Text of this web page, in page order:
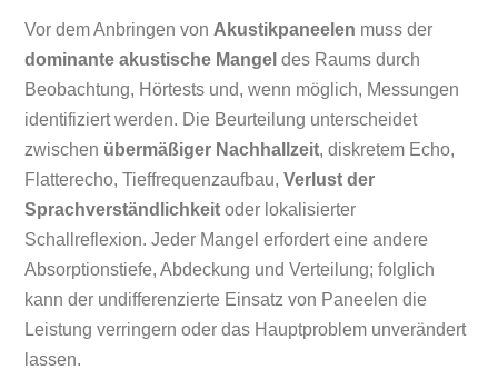
Vor dem Anbringen von Akustikpaneelen muss der
dominante akustische Mangel des Raums durch
Beobachtung, Hörtests und, wenn möglich, Messungen
identifiziert werden. Die Beurteilung unterscheidet
zwischen übermäßiger Nachhallzeit, diskretem Echo,
Flatterecho, Tieffrequenzaufbau,Verlust der
Sprachverständlichkeit oder lokalisierter
Schallreflexion. Jeder Mangel erfordert eine andere
Absorptionstiefe, Abdeckung und Verteilung; folglich
kann der undifferenzierte Einsatz von Paneelen die
Leistung verringern oder das Hauptproblem unverändert
lassen.